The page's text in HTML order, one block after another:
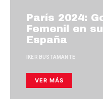
París 2024:
Femenil en
España
IKER BUSTAMANTE
VER MÁS